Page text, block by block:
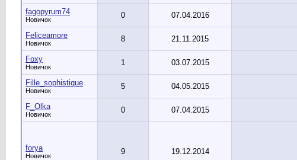
fagopyrum74
Новичок 0 07.04.2016
Feliceamore
Новичок 8 21.11.2015
Foxy
Новичок 1 03.07.2015
Fille_sophistique
Новичок 5 04.05.2015
F_Olka
Новичок 0 07.04.2015
forya
Новичок 9 19.12.2014